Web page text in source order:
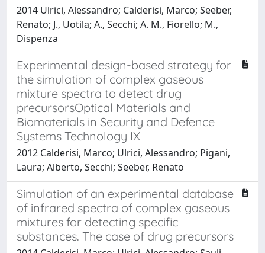
2014 Ulrici, Alessandro; Calderisi, Marco; Seeber,
Renato; J., Uotila; A., Secchi; A. M., Fiorello; M.,
Dispenza
Experimental design-based strategy for
the simulation of complex gaseous
mixture spectra to detect drug
precursorsOptical Materials and
Biomaterials in Security and Defence
Systems Technology IX
2012 Calderisi, Marco; Ulrici, Alessandro; Pigani,
Laura; Alberto, Secchi; Seeber, Renato
Simulation of an experimental database
of infrared spectra of complex gaseous
mixtures for detecting specific
substances. The case of drug precursors